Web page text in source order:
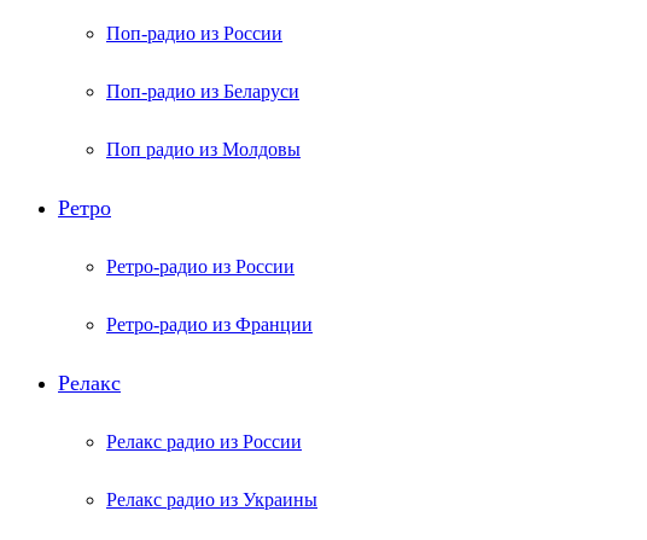
Поп-радио из России
Поп-радио из Беларуси
Поп радио из Молдовы
Ретро
Ретро-радио из России
Ретро-радио из Франции
Релакс
Релакс радио из России
Релакс радио из Украины